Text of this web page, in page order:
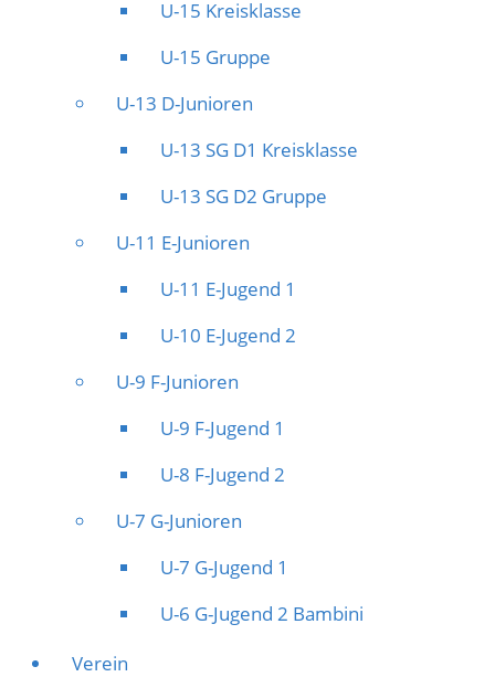
U-15 Kreisklasse
U-15 Gruppe
U-13 D-Junioren
U-13 SG D1 Kreisklasse
U-13 SG D2 Gruppe
U-11 E-Junioren
U-11 E-Jugend 1
U-10 E-Jugend 2
U-9 F-Junioren
U-9 F-Jugend 1
U-8 F-Jugend 2
U-7 G-Junioren
U-7 G-Jugend 1
U-6 G-Jugend 2 Bambini
Verein